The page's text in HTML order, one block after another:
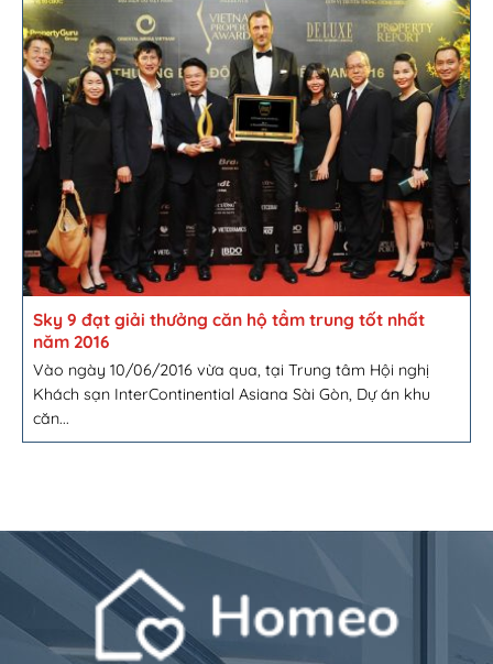
Sky 9 đạt giải thưởng căn hộ tầm trung tốt nhất
năm 2016
Vào ngày 10/06/2016 vừa qua, tại Trung tâm Hội nghị
Khách sạn InterContinential Asiana Sài Gòn, Dự án khu
căn...